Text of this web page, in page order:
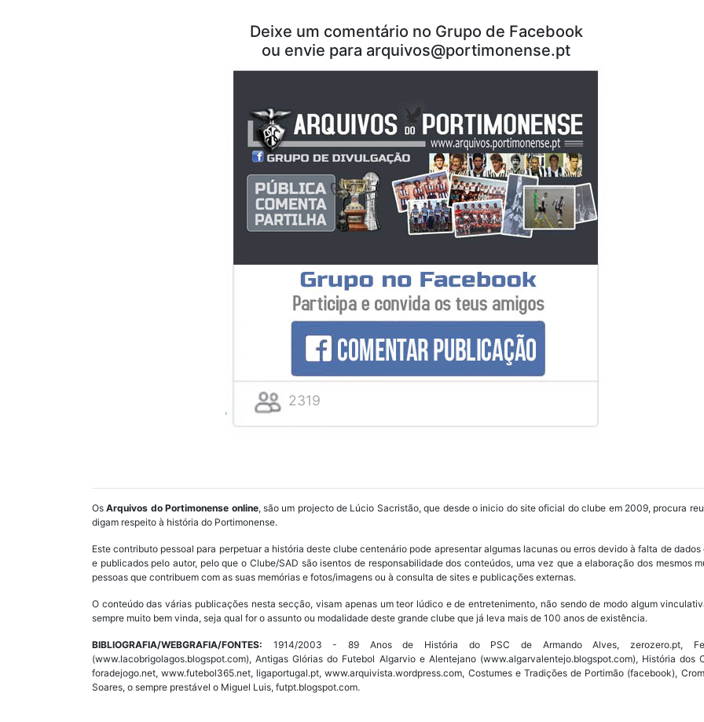
Deixe um comentário no Grupo de Facebook
ou envie para arquivos@portimonense.pt
2319
OsArquivos do Portimonense online, são um projecto de Lúcio Sacristão, que desde o inicio do site oficial do clube em 2009, procura
digam respeito à história do Portimonense.
Este contributo pessoal para perpetuar a história deste clube centenário pode apresentar algumas lacunas ou erros devido à falta de
e publicados pelo autor, pelo que o Clube/SAD são isentos de responsabilidade dos conteúdos, uma vez que a elaboração dos mesmos
pessoas que contribuem com as suas memórias e fotos/imagens ou à consulta de sites e publicações externas.
O conteúdo das várias publicações nesta secção, visam apenas um teor lúdico e de entretenimento, não sendo de modo algum
sempre muito bem vinda, seja qual for o assunto ou modalidade deste grande clube que já leva mais de 100 anos de existência.
BIBLIOGRAFIA/WEBGRAFIA/FONTES: 1914/2003 - 89 Anos de História do PSC de Armando Alves, zerozero.pt,
(www.lacobrigolagos.blogspot.com), Antigas Glórias do Futebol Algarvio e Alentejano (www.algarvalentejo.blogspot.com), História
foradejogo.net, www.futebol365.net, ligaportugal.pt, www.arquivista.wordpress.com, Costumes e Tradições de Portimão (facebook),
Soares, o sempre prestável o Miguel Luis, futpt.blogspot.com.